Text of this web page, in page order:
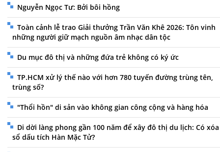
Nguyễn Ngọc Tư: Bởi bôi hồng
Toàn cảnh lễ trao Giải thưởng Trần Văn Khê 2026: Tôn vinh
những người giữ mạch nguồn âm nhạc dân tộc
Du mục đô thị và những đứa trẻ không có ký ức
TP.HCM xử lý thế nào với hơn 780 tuyến đường trùng tên,
trùng số?
"Thổi hồn" di sản vào không gian công cộng và hàng hóa
Di dời làng phong gần 100 năm để xây đô thị du lịch: Có xóa
sổ dấu tích Hàn Mặc Tử?